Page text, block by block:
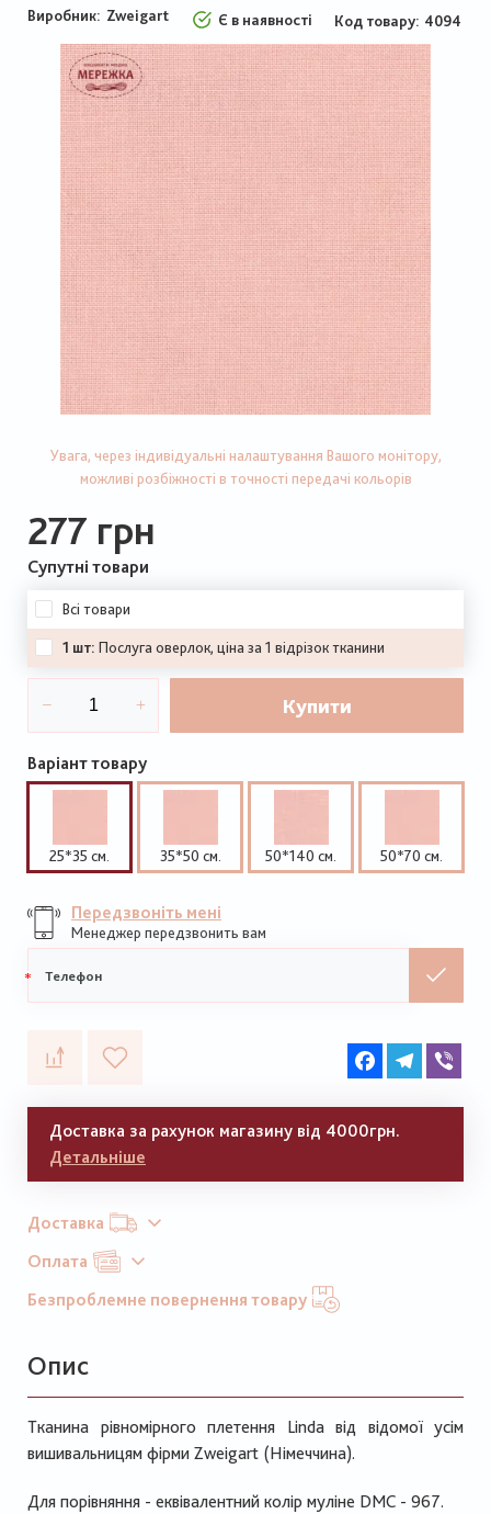
Виробник: Zweigart Є в наявності Код товару 4094
Увага, через індивідуальні налаштування Вашого монітору,
можливі розбіжності в точності передачі кольорів
277 грн
Супутні товари
Всі товари
1 шт: Послуга оверлок, ціна за 1 відрізок тканини
Купити
Варіант товару
25*35 см. 35*50 см. 50*140 см. 50*70 см.
Передзвоніть мені
Менеджер передзвонить вам
телефон
FacebookTelegram
Доставка за рахунок магазину від 4000грн.
Детальніше
Доставка
Оплата
Безпроблемне повернення товару
Опис
Тканина рівномірного плетення Linda від відомої усім
вишивальницям фірми Zweigart (Німеччина).
Для порівняння - еквівалентний колір муліне DMC - 967.